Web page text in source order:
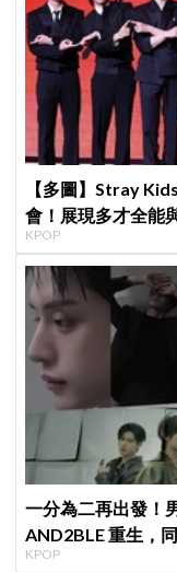
【多圖】Stray
會！展現多才全能
日音樂圈
KPOP
一分為二再出發！
AND2BLE 重生，
KPOP